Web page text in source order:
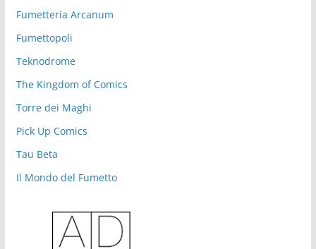
Fumetteria Arcanum
Fumettopoli
Teknodrome
The Kingdom of Comics
Torre dei Maghi
Pick Up Comics
Tau Beta
Il Mondo del Fumetto